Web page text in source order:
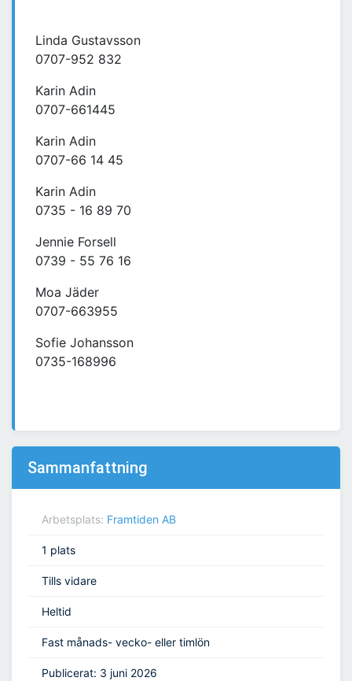
Linda Gustavsson
0707-952 832
Karin Adin
0707-661445
Karin Adin
0707-66 14 45
Karin Adin
0735 - 16 89 70
Jennie Forsell
0739 - 55 76 16
Moa Jäder
0707-663955
Sofie Johansson
0735-168996
Sammanfattning
Arbetsplats: Framtiden AB
1 plats
Tills vidare
Heltid
Fast månads- vecko- eller timlön
Publicerat: 3 juni 2026